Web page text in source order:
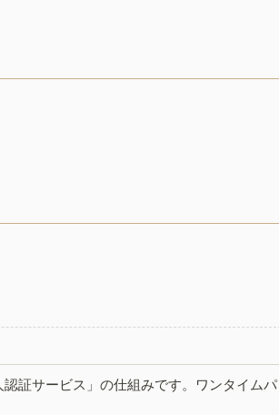
証サービス」の仕組みです。ワンタイムパ